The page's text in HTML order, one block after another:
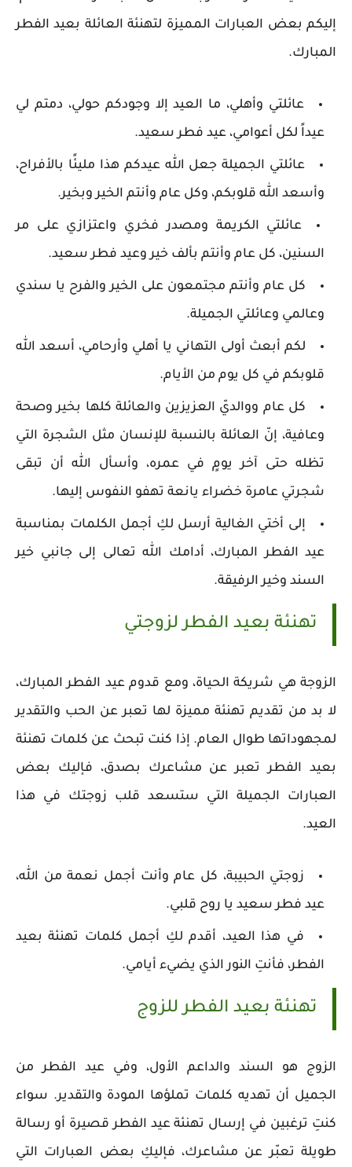
إليكم بعض العبارات المميزة لتهنئة العائلة بعيد الفطر
المبارك.
عائلتي وأهلي، ما العيد إلا وجودكم حولي، دمتم لي
عيداً لكل أعوامي، عيد فطر سعيد.
عائلتي الجميلة جعل الله عيدكم هذا مليئًا بالأفراح،
وأسعد الله قلوبكم، وكل عام وأنتم الخير وبخير.
عائلتي الكريمة ومصدر فخري واعتزازي على مر
السنين، كل عام وأنتم بألف خير وعيد فطر سعيد.
كل عام وأنتم مجتمعون على الخير والفرح يا سندي
وعالمي وعائلتي الجميلة.
لكم أبعث أولى التهاني يا أهلي وأرحامي، أسعد الله
قلوبكم في كل يوم من الأيام.
كل عام ووالديّ العزيزين والعائلة كلها بخير وصحة
وعافية، إنّ العائلة بالنسبة للإنسان مثل الشجرة التي
تظله حتى آخر يومٍ في عمره، وأسأل الله أن تبقى
شجرتي عامرة خضراء يانعة تهفو النفوس إليها.
إلى أختي الغالية أرسل لكِ أجمل الكلمات بمناسبة
عيد الفطر المبارك، أدامك الله تعالى إلى جانبي خير
السند وخير الرفيقة.
تهنئة بعيد الفطر لزوجتي
الزوجة هي شريكة الحياة، ومع قدوم عيد الفطر المبارك،
لا بد من تقديم تهنئة مميزة لها تعبر عن الحب والتقدير
لمجهوداتها طوال العام. إذا كنت تبحث عن كلمات تهنئة
بعيد الفطر تعبر عن مشاعرك بصدق، فإليك بعض
العبارات الجميلة التي ستسعد قلب زوجتك في هذا
العيد.
زوجتي الحبيبة، كل عام وأنت أجمل نعمة من الله،
عيد فطر سعيد يا روح قلبي.
في هذا العيد، أقدم لكِ أجمل كلمات تهنئة بعيد
الفطر، فأنتِ النور الذي يضيء أيامي.
تهنئة بعيد الفطر للزوج
الزوج هو السند والداعم الأول، وفي عيد الفطر من
الجميل أن تهديه كلمات تملؤها المودة والتقدير. سواء
كنتِ ترغبين في إرسال تهنئة عيد الفطر قصيرة أو رسالة
طويلة تعبّر عن مشاعرك، فإليكِ بعض العبارات التي